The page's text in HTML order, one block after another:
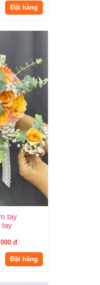
Đặt hàng
tay
tay
đ
Đặt hàng